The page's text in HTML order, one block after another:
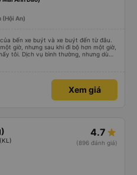
sạn của mình ở Đà Nẵng, xe quá
nhựa ở lối đi giữa, điều này không lý
bất tiện nhỏ, tôi đã có trải nghiệm
vụ xe buýt tốt nhất mà tôi từng sử
cho bất kỳ ai đi tuyến đường này.
(Hội An)
bến xe buýt và xe buýt đến từ đâu.
giờ, nhưng sau khi đi bộ hơn một giờ,
tôi. Dịch vụ bình thường, nhưng dù
vì tôi rất thoải mái. Sẽ tuyệt hơn nếu
Xem giá
4.7
(896 đánh giá)